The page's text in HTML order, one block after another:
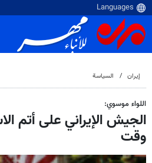
إيران السياسة
اللواء موسوي:
الجيش الإيراني على أتم
وقت